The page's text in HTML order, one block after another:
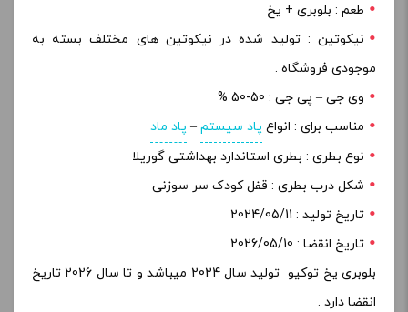
طعم : بلوبری + یخ
نیکوتین : تولید شده در نیکوتین های مختلف بسته به
موجودی فروشگاه .
وی جی – پی جی : 50-50 %
مناسب برای : انواع پاد سیستم – پاد ماد
نوع بطری : بطری استاندارد بهداشتی گوریلا
شکل درب بطری : قفل کودک سر سوزنی
تاریخ تولید : 2024/05/11
تاریخ انقضا : 2026/05/10
بلوبری یخ توکیو تولید سال 2024 میباشد و تا سال 2026 تاریخ
انقضا دارد .